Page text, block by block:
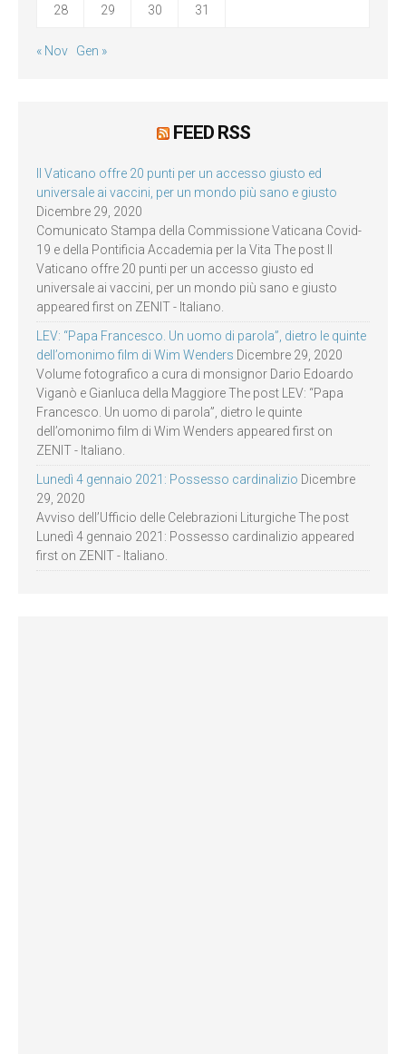
28 29 30 31
« Nov Gen »
FEED RSS
Il Vaticano offre 20 punti per un accesso giusto ed
universale ai vaccini, per un mondo più sano e giusto
Dicembre 29, 2020
Comunicato Stampa della Commissione Vaticana Covid-
19 e della Pontificia Accademia per la Vita The post Il
Vaticano offre 20 punti per un accesso giusto ed
universale ai vaccini, per un mondo più sano e giusto
appeared first on ZENIT - Italiano.
LEV: “Papa Francesco. Un uomo di parola”, dietro le quinte
dell’omonimo film di Wim Wenders Dicembre 29, 2020
Volume fotografico a cura di monsignor Dario Edoardo
Viganò e Gianluca della Maggiore The post LEV: “Papa
Francesco. Un uomo di parola”, dietro le quinte
dell’omonimo film di Wim Wenders appeared first on
ZENIT - Italiano.
Lunedì 4 gennaio 2021: Possesso cardinalizio Dicembre
29, 2020
Avviso dell’Ufficio delle Celebrazioni Liturgiche The post
Lunedì 4 gennaio 2021: Possesso cardinalizio appeared
first on ZENIT - Italiano.